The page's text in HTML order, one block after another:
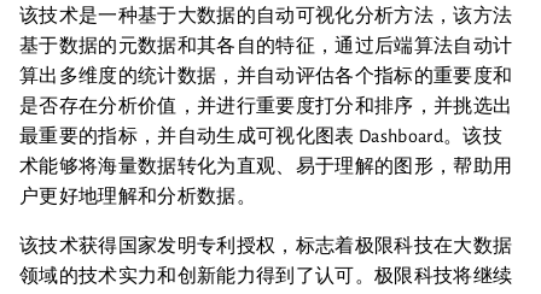
该技术是一种基于大数据的自动可视化分析方法，该方法
基于数据的元数据和其各自的特征，通过后端算法自动计
算出多维度的统计数据，并自动评估各个指标的重要度和
是否存在分析价值，并进行重要度打分和排序，并挑选出
最重要的指标，并自动生成可视化图表 Dashboard。该技
术能够将海量数据转化为直观、易于理解的图形，帮助用
户更好地理解和分析数据。
该技术获得国家发明专利授权，标志着极限科技在大数据
领域的技术实力和创新能力得到了认可。极限科技将继续